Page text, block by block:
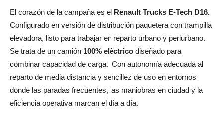
El corazón de la campaña es el Renault Trucks E‑Tech D16.
Configurado en versión de distribución paquetera con trampilla
elevadora, listo para trabajar en reparto urbano y periurbano.
Se trata de un camión 100% eléctrico diseñado para
combinar capacidad de carga. Con autonomía adecuada al
reparto de media distancia y sencillez de uso en entornos
donde las paradas frecuentes, las maniobras en ciudad y la
eficiencia operativa marcan el día a día.